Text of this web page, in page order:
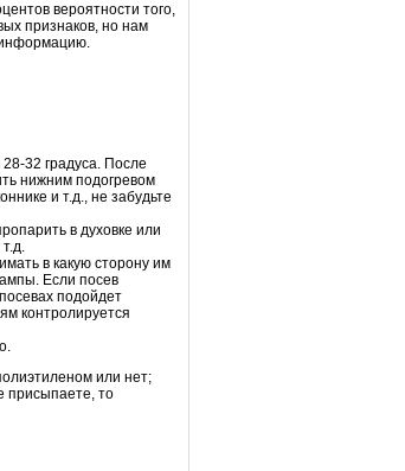
вероятности того,
признаков, но нам
информацию.
32 градуса. После
нижним подогревом
и т.д., не забудьте
в духовке или
в какую сторону им
Если посев
подойдет
контролируется
или нет;
присыпаете, то